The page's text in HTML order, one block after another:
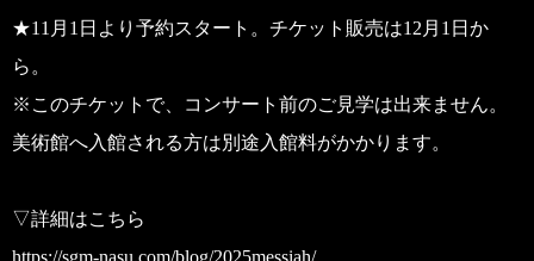
★11月1日より予約スタート。チケット販売は12月1日か
ら。
※このチケットで、コンサート前のご見学は出来ません。
美術館へ入館される方は別途入館料がかかります。
▽詳細はこちら